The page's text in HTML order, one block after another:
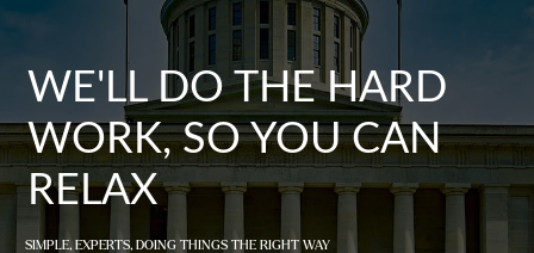
WE'LL DO THE HARD
WORK, SO YOU CAN
RELAX
SIMPLE, EXPERTS, DOING THINGS THE RIGHT WAY